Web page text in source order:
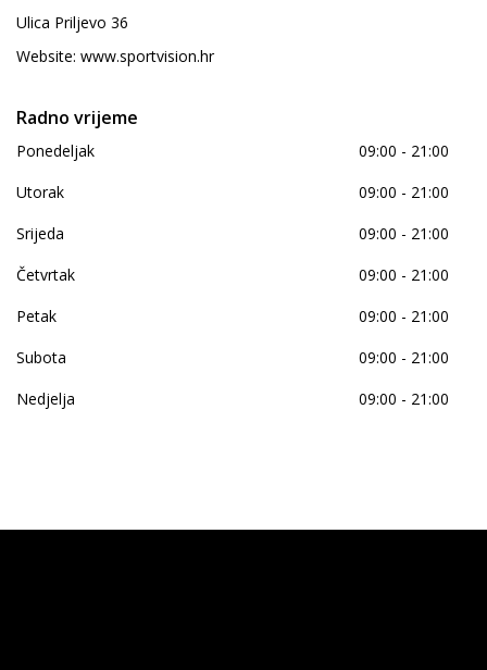
Ulica Priljevo 36
Website: www.sportvision.hr
Radno vrijeme
Ponedeljak
09:00 - 21:00
Utorak
09:00 - 21:00
Srijeda
09:00 - 21:00
Četvrtak
09:00 - 21:00
Petak
09:00 - 21:00
Subota
09:00 - 21:00
Nedjelja
09:00 - 21:00